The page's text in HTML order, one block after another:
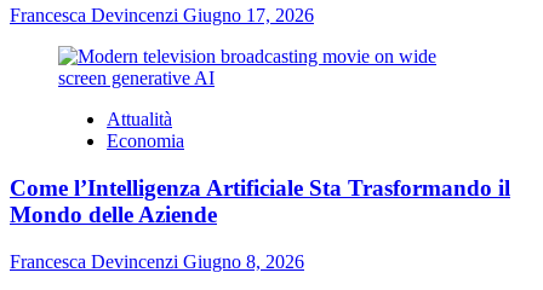
Francesca Devincenzi Giugno 17, 2026
Attualità
Economia
Come l’Intelligenza Artificiale Sta Trasformando il
Mondo delle Aziende
Francesca Devincenzi Giugno 8, 2026